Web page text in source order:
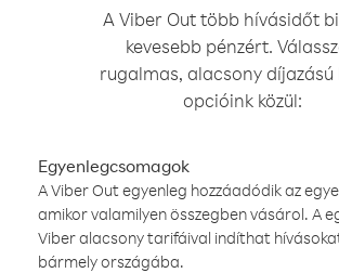
A Viber Out több hívásidőt
kevesebb pénzért.
rugalmas, alacsony díjazású
opcióink közül:
Egyenlegcsomagok
A Viber Out egyenleg hozzáadódik az
amikor valamilyen összegben vásárol. A
Viber alacsony tarifáival indíthat
bármely országába.